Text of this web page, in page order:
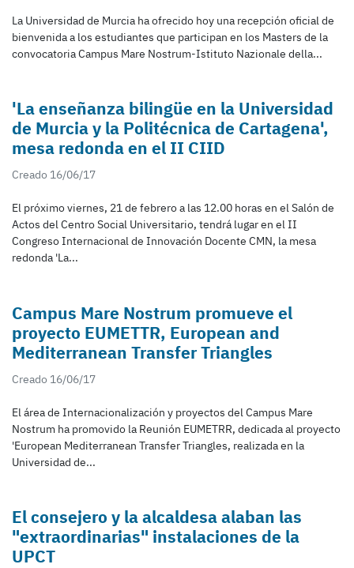
La Universidad de Murcia ha ofrecido hoy una recepción oficial de
bienvenida a los estudiantes que participan en los Masters de la
convocatoria Campus Mare Nostrum-Istituto Nazionale della...
'La enseñanza bilingüe en la Universidad
de Murcia y la Politécnica de Cartagena',
mesa redonda en el II CIID
Creado 16/06/17
El próximo viernes, 21 de febrero a las 12.00 horas en el Salón de
Actos del Centro Social Universitario, tendrá lugar en el II
Congreso Internacional de Innovación Docente CMN, la mesa
redonda 'La...
Campus Mare Nostrum promueve el
proyecto EUMETTR, European and
Mediterranean Transfer Triangles
Creado 16/06/17
El área de Internacionalización y proyectos del Campus Mare
Nostrum ha promovido la Reunión EUMETRR, dedicada al proyecto
'European Mediterranean Transfer Triangles, realizada en la
Universidad de...
El consejero y la alcaldesa alaban las
"extraordinarias" instalaciones de la
UPCT